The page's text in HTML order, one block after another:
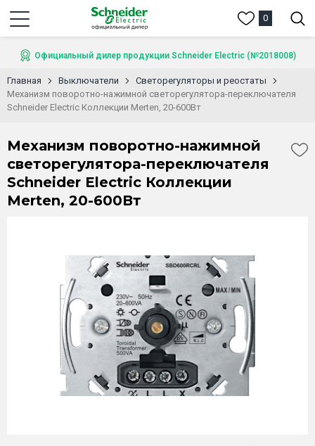
0
Официальный дилер продукции Schneider Electric (№2018008)
Главная Выключатели
Светорегуляторы и реостаты
Механизм поворотно-нажимной светорегулятора-переключателя
Schneider Electric Коллекции Merten, 20-600Вт
Механизм поворотно-нажимной
светорегулятора-переключателя
Schneider Electric Коллекции
Merten, 20-600Вт